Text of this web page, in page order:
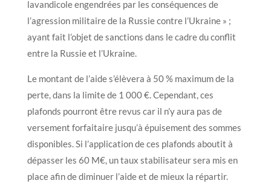
lavandicole engendrées par les conséquences de
l’agression militaire de la Russie contre l’Ukraine » ;
ayant fait l’objet de sanctions dans le cadre du conflit
entre la Russie et l’Ukraine.
Le montant de l’aide s’élèvera à 50 % maximum de la
perte, dans la limite de 1 000 €. Cependant, ces
plafonds pourront être revus car il n’y aura pas de
versement forfaitaire jusqu’à épuisement des sommes
disponibles. Si l’application de ces plafonds aboutit à
dépasser les 60 M€, un taux stabilisateur sera mis en
place afin de diminuer l’aide et de mieux la répartir.